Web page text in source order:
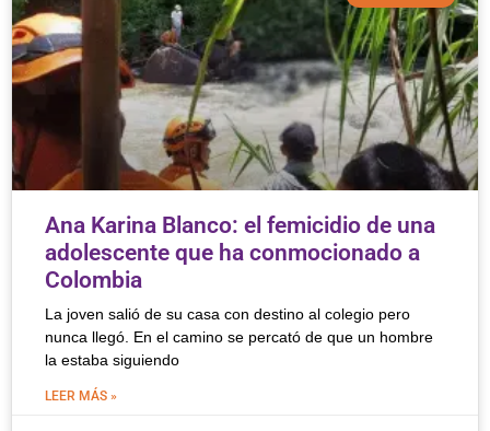
Ana Karina Blanco: el femicidio de una
adolescente que ha conmocionado a
Colombia
La joven salió de su casa con destino al colegio pero
nunca llegó. En el camino se percató de que un hombre
la estaba siguiendo
LEER MÁS »